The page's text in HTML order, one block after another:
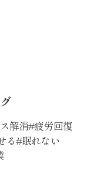
解消 疲労回復
る 眠れない